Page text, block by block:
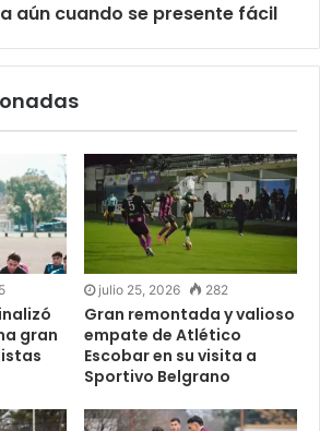
aún cuando se presente fácil
gran
julio 25, 2026 282
Gran remontada y valioso
empate de Atlético
Escobar en su visita a
Sportivo Belgrano